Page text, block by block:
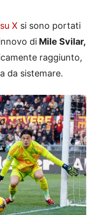
X si sono portati
di Mile Svilar,
raggiunto,
da sistemare.